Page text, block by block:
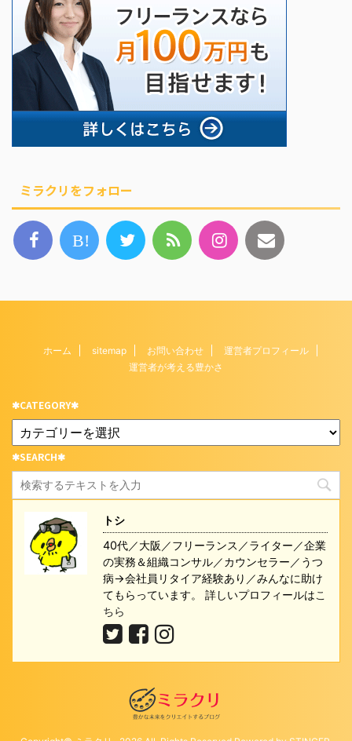
ミラクリをフォロー
B!
ホーム sitemap お問い合わせ
運営者プロフィール
運営者が考える豊かさ
✱CATEGORY✱
✱SEARCH✱
トシ
40代／大阪／フリーランス／ライター／企業
の実務＆組織コンサル／カウンセラー／うつ
病→会社員リタイア経験あり／みんなに助け
てもらっています。 詳しいプロフィールはこ
ちら